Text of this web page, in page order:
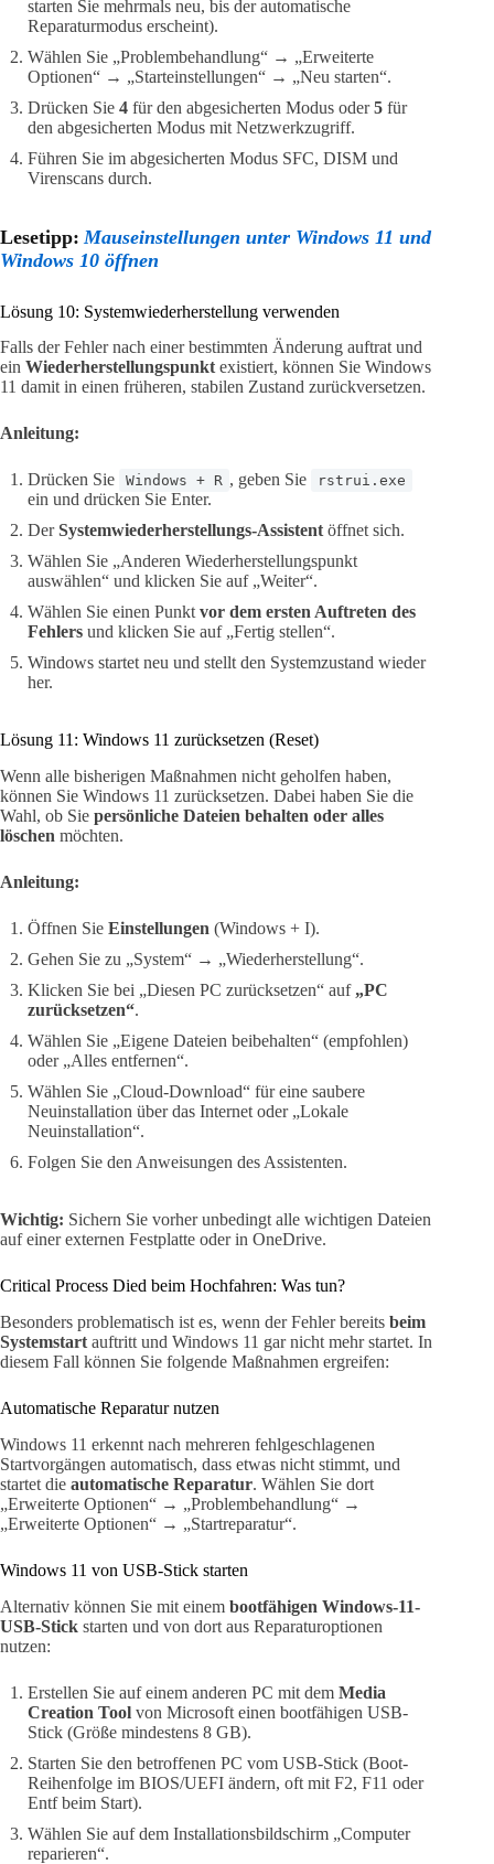
starten Sie mehrmals neu, bis der automatische
Reparaturmodus erscheint).
Wählen Sie „Problembehandlung“ → „Erweiterte
Optionen“ → „Starteinstellungen“ → „Neu starten“.
Drücken Sie 4 für den abgesicherten Modus oder5 für
den abgesicherten Modus mit Netzwerkzugriff.
Führen Sie im abgesicherten Modus SFC, DISM und
Virenscans durch.
Lesetipp: Mauseinstellungen unter Windows 11 und
Windows 10 öffnen
Lösung 10: Systemwiederherstellung verwenden
Falls der Fehler nach einer bestimmten Änderung auftrat und
ein Wiederherstellungspunktexistiert, können Sie Windows
11 damit in einen früheren, stabilen Zustand zurückversetzen.
Anleitung:
Drücken Sie Windows + R , geben Sie rstrui.exe
ein und drücken Sie Enter.
DerSystemwiederherstellungs-Assistentöffnet sich.
Wählen Sie „Anderen Wiederherstellungspunkt
auswählen“ und klicken Sie auf „Weiter“.
Wählen Sie einen Punktvor dem ersten Auftreten des
Fehlers und klicken Sie auf „Fertig stellen“.
Windows startet neu und stellt den Systemzustand wieder
her.
Lösung 11: Windows 11 zurücksetzen (Reset)
Wenn alle bisherigen Maßnahmen nicht geholfen haben,
können Sie Windows 11 zurücksetzen. Dabei haben Sie die
Wahl, ob Sie persönliche Dateien behalten oder alles
löschen möchten.
Anleitung:
Öffnen Sie Einstellungen (Windows + I).
Gehen Sie zu „System“ → „Wiederherstellung“.
Klicken Sie bei „Diesen PC zurücksetzen“ auf „PC
zurücksetzen“.
Wählen Sie „Eigene Dateien beibehalten“ (empfohlen)
oder „Alles entfernen“.
Wählen Sie „Cloud-Download“ für eine saubere
Neuinstallation über das Internet oder „Lokale
Neuinstallation“.
Folgen Sie den Anweisungen des Assistenten.
Wichtig: Sichern Sie vorher unbedingt alle wichtigen Dateien
auf einer externen Festplatte oder in OneDrive.
Critical Process Died beim Hochfahren: Was tun?
Besonders problematisch ist es, wenn der Fehler bereits beim
Systemstart auftritt und Windows 11 gar nicht mehr startet. In
diesem Fall können Sie folgende Maßnahmen ergreifen:
Automatische Reparatur nutzen
Windows 11 erkennt nach mehreren fehlgeschlagenen
Startvorgängen automatisch, dass etwas nicht stimmt, und
startet die automatische Reparatur. Wählen Sie dort
„Erweiterte Optionen“ → „Problembehandlung“ →
„Erweiterte Optionen“ → „Startreparatur“.
Windows 11 von USB-Stick starten
Alternativ können Sie mit einem bootfähigen Windows-11-
USB-Stick starten und von dort aus Reparaturoptionen
nutzen:
Erstellen Sie auf einem anderen PC mit dem Media
Creation Tool von Microsoft einen bootfähigen USB-
Stick (Größe mindestens 8 GB).
Starten Sie den betroffenen PC vom USB-Stick (Boot-
Reihenfolge im BIOS/UEFI ändern, oft mit F2, F11 oder
Entf beim Start).
Wählen Sie auf dem Installationsbildschirm „Computer
reparieren“.